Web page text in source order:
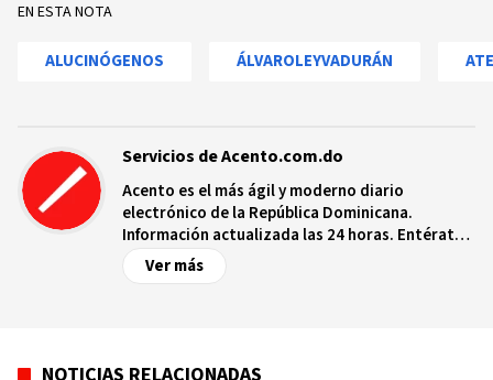
EN ESTA NOTA
ALUCINÓGENOS ÁLVAROLEYVADURÁN
Servicios de Acento.com.do
Acento es el más ágil y moderno diario
electrónico de la República Dominicana.
Información actualizada las 24 horas. Entérate
de las noticias y sucesos más importantes a
nivel nacional e internacional, videos y fotos
Ver más